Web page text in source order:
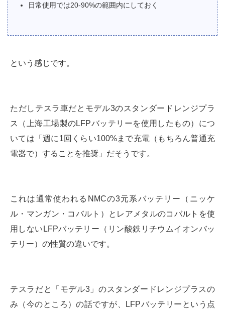
日常使用では20-90%の範囲内にしておく
という感じです。
ただしテスラ車だとモデル3のスタンダードレンジプラ
ス（上海工場製のLFPバッテリーを使用したもの）につ
いては「週に1回くらい100%まで充電（もちろん普通充
電器で）することを推奨」だそうです。
これは通常使われるNMCの3元系バッテリー（ニッケ
ル・マンガン・コバルト）とレアメタルのコバルトを使
用しないLFPバッテリー（リン酸鉄リチウムイオンバッ
テリー）の性質の違いです。
テスラだと「モデル3」のスタンダードレンジプラスの
み（今のところ）の話ですが、LFPバッテリーという点